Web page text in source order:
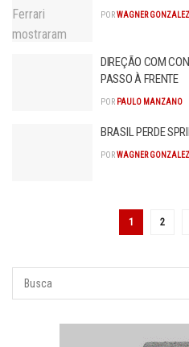
PORWAGNER GONZALEZ
DIREÇÃO COM
PASSO À FRENTE
POR PAULO MANZANO
BRASIL PERDE
PORWAGNER GONZALEZ
1 2